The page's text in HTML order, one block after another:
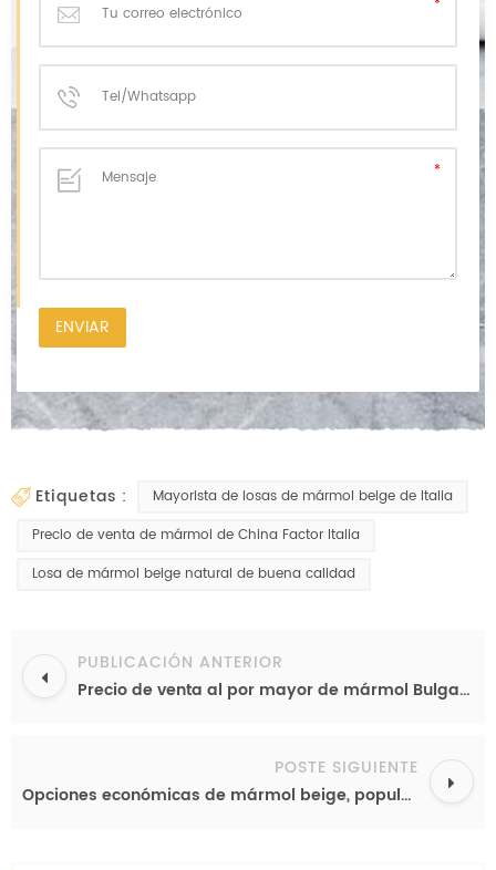
etiquetas :
Mayorista de losas de mármol beige de Italia
Precio de venta de mármol de China Factor Italia
Losa de mármol beige natural de buena calidad
PUBLICACIÓN ANTERIOR
Precio de venta al por mayor de mármol Bulgari popular en China, losa de mármol Calacatta Viola de Italia, mármol de lujo original.
POSTE SIGUIENTE
Opciones económicas de mármol beige, popular mayorista de losas de Emperador Claro, fábrica de mármol de China, suministro de losas.